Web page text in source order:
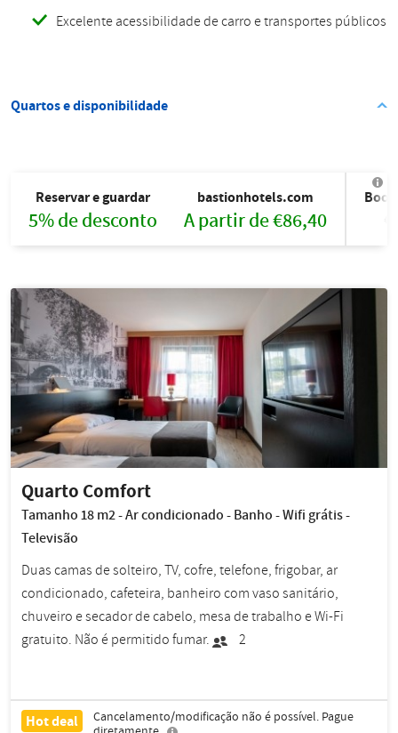
Excelente acessibilidade de carro e transportes públicos
Quartos e disponibilidade
Reservar e guardar
5% de desconto
bastionhotels.com
A partir de €86,40
Quarto Comfort
Tamanho 18 m2 - Ar condicionado - Banho - Wifi grátis -
Televisão
Duas camas de solteiro, TV, cofre, telefone, frigobar, ar
condicionado, cafeteira, banheiro com vaso sanitário,
chuveiro e secador de cabelo, mesa de trabalho e Wi-Fi
gratuito. Não é permitido fumar.
2
Hot deal
Cancelamento/modificação não é possível. Pague